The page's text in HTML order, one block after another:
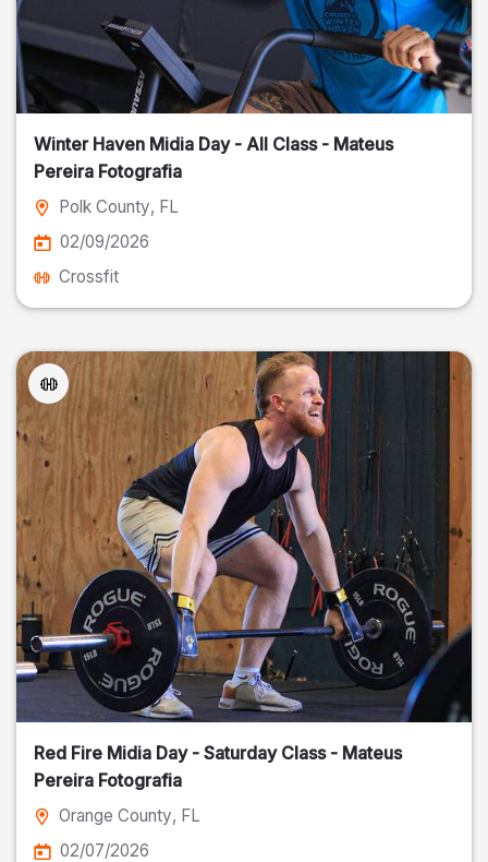
Winter Haven Midia Day - All Class - Mateus
Pereira Fotografia
Polk County, FL
02/09/2026
Crossfit
Red Fire Midia Day - Saturday Class - Mateus
Pereira Fotografia
Orange County, FL
02/07/2026